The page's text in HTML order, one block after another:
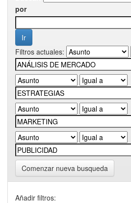
por
Filtros actuales:
Comenzar nueva busqueda
Añadir filtros: